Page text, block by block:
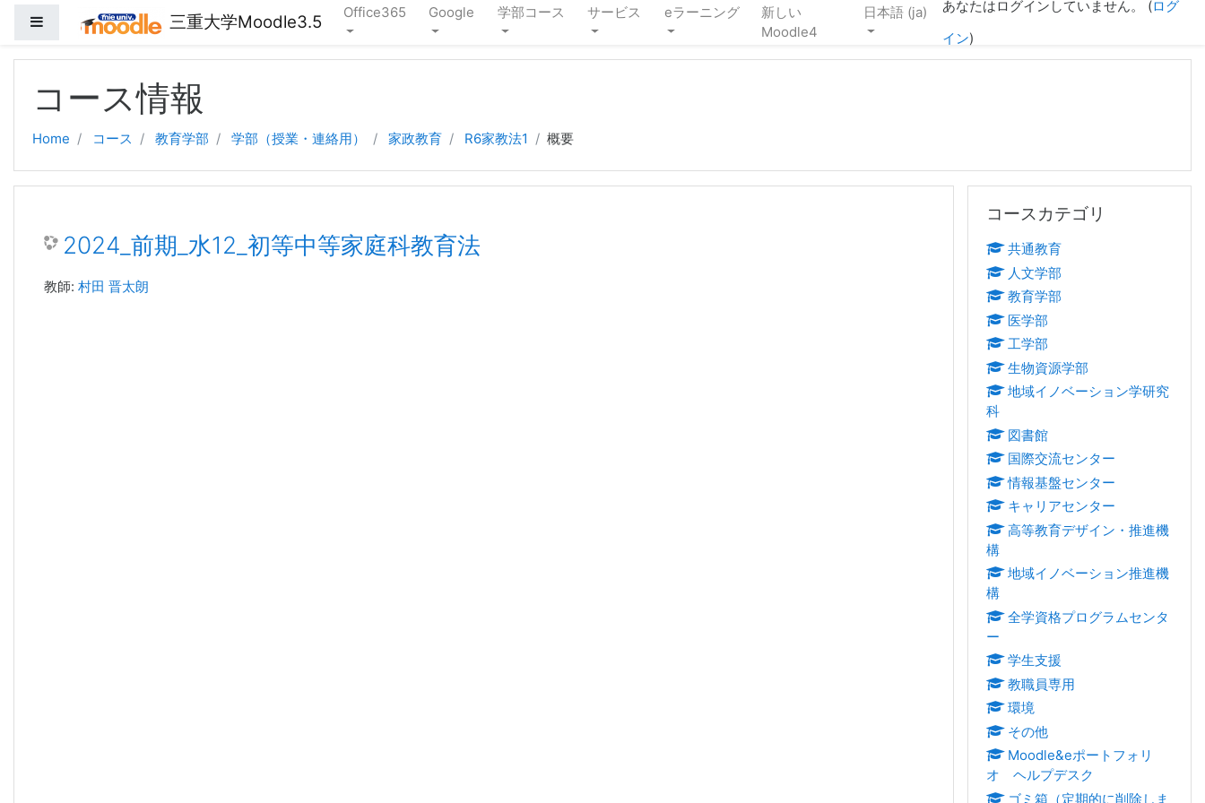
サイドパネル 三重大学Moodle3.5 Office365 Google 学部コース サービス eラーニング
新しい
Moodle4
日本語 ‎(ja)‎ あなたはログインしていません。 (ログ
イン)
コース情報
Home コース 教育学部 学部（授業・連絡用） 家政教育 R6家教法1 概要
2024_前期_水12_初等中等家庭科教育法
教師: 村田 晋太朗
コースカテゴリ
共通教育
人文学部
教育学部
医学部
工学部
生物資源学部
地域イノベーション学研究
科
図書館
国際交流センター
情報基盤センター
キャリアセンター
高等教育デザイン・推進機
構
地域イノベーション推進機
構
全学資格プログラムセンタ
ー
学生支援
教職員専用
環境
その他
Moodle&eポートフォリ
オ ヘルプデスク
ゴミ箱（定期的に削除しま